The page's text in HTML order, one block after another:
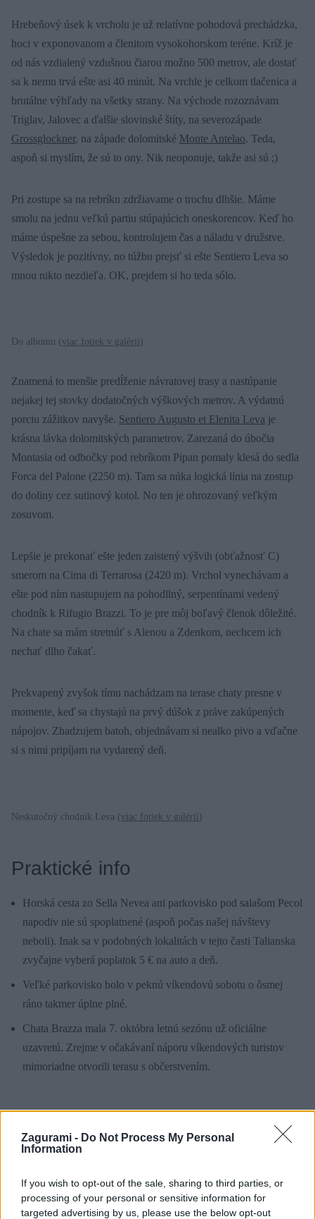
Zagurami - Do Not Process My Personal
Information
If you wish to opt-out of the sale, sharing to third parties, or
processing of your personal or sensitive information for
targeted advertising by us, please use the below opt-out
Hrebeňový úsek k vrcholu je už relatívne pohodová prechádzka,
hoci v exponovanom a členitom vysokohorskom teréne. Kríž je
od nás vzdialený vzdušnou čiarou možno 500 metrov, ale dostať
sa k nemu trvá ešte asi 40 minút. Na vrchle je celkom tlačenica a
brutálne výhľady na všetky strany. Na východe rozoznávam
Triglav, Jalovec a ďalšie slovinské štíty, na severozápade
Grossglockner, na západe dolomitské Monte Antelao. Teda,
aspoň si myslím, že sú to ony. Nik neoponuje, takže asi sú ;)
Pri zostupe sa na rebríku zdržiavame o trochu dlhšie. Máme
smolu na jednu veľkú partiu stúpajúcich oneskorencov. Keď ho
máme úspešne za sebou, kontrolujem čas a náladu v družstve.
Výsledok je pozitívny, no túžbu prejsť si ešte Sentiero Leva so
mnou nikto nezdieľa. OK, prejdem si ho teda sólo.
Do albumu (viac fotiek v galérii )
Znamená to menšie predĺženie návratovej trasy a nastúpanie
nejakej tej stovky dodatočných výškových metrov. A výdatnú
porciu zážitkov navyše. Sentiero Augusto et Elenita Leva je
krásna lávka dolomitských parametrov. Zarezaná do úbočia
Montasia od odbočky pod rebríkom Pipan pomaly klesá do sedla
Forca del Palone (2250 m). Tam sa núka logická línia na zostup
do doliny cez sutinový kotol. No ten je ohrozovaný veľkým
zosuvom.
Lepšie je prekonať ešte jeden zaistený výšvih (obťažnosť C)
smerom na Cima di Terrarosa (2420 m). Vrchol vynechávam a
ešte pod ním nastupujem na pohodllný, serpentínami vedený
chodník k Rifugio Brazzi. To je pre môj boľavý členok dôležité.
Na chate sa mám stretnúť s Alenou a Zdenkom, nechcem ich
nechať dlho čakať.
Prekvapený zvyšok tímu nachádzam na terase chaty presne v
momente, keď sa chystajú na prvý dúšok z práve zakúpených
nápojov. Zhadzujem batoh, objednávam si nealko pivo a vďačne
si s nimi pripíjam na vydarený deň.
Neskutočný chodník Leva (viac fotiek v galérii )
Praktické info
Horská cesta zo Sella Nevea ani parkovisko pod salašom Pecol
napodiv nie sú spoplatnené (aspoň počas našej návštevy
neboli). Inak sa v podobných lokalitách v tejto časti Talianska
zvyčajne vyberá poplatok 5 € na auto a deň.
Veľké parkovisko bolo v peknú víkendovú sobotu o ôsmej
ráno takmer úplne plné.
Chata Brazza mala 7. októbra letnú sezónu už oficiálne
uzavretú. Zrejme v očakávaní náporu víkendových turistov
mimoriadne otvorili terasu s občerstvením.
Pohľad z chodníka Leva na masív Kaninu so svetlou bodkou Streleckého
okna (viac fotiek v galérii
Doplnkové tipy